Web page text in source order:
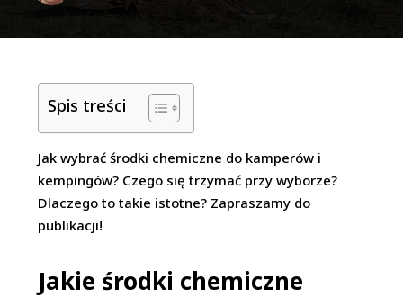
Spis treści
Jak wybrać środki chemiczne do kamperów i
kempingów? Czego się trzymać przy wyborze?
Dlaczego to takie istotne? Zapraszamy do
publikacji!
Jakie środki chemiczne